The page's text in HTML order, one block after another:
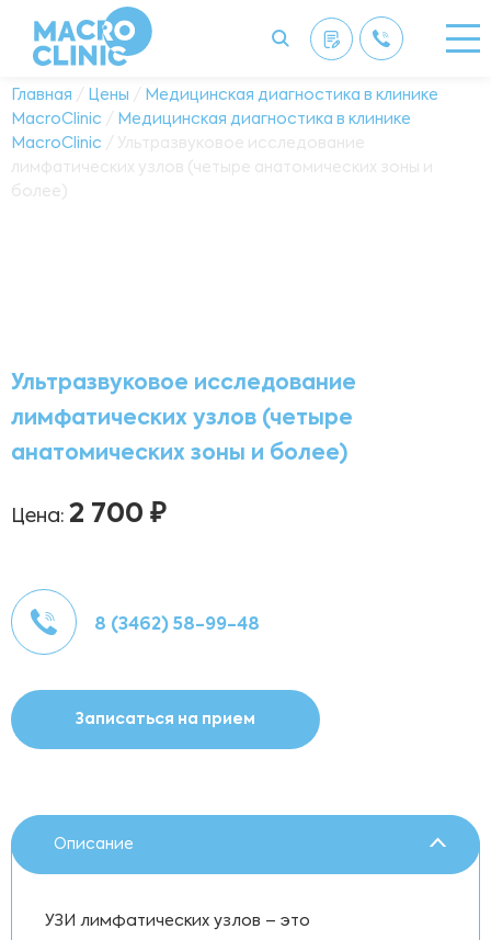
Главная / Цены /
Медицинская диагностика в клинике
MacroClinic /
Медицинская диагностика в клинике
MacroClinic / Ультразвуковое исследование
лимфатических узлов (четыре анатомических зоны и
более)
Ультразвуковое исследование
лимфатических узлов (четыре
анатомических зоны и более)
Цена: 2 700 ₽
8 (3462) 58-99-48
Записаться на прием
Описание
УЗИ лимфатических узлов – это